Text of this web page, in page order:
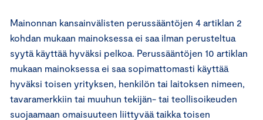
Mainonnan kansainvälisten perussääntöjen 4 artiklan 2
kohdan mukaan mainoksessa ei saa ilman perusteltua
syytä käyttää hyväksi pelkoa. Perussääntöjen 10 artiklan
mukaan mainoksessa ei saa sopimattomasti käyttää
hyväksi toisen yrityksen, henkilön tai laitoksen nimeen,
tavaramerkkiin tai muuhun tekijän- tai teollisoikeuden
suojaamaan omaisuuteen liittyvää taikka toisen